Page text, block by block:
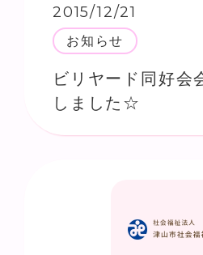
2015/12/21
お知らせ
ビリヤード同好会
しました☆